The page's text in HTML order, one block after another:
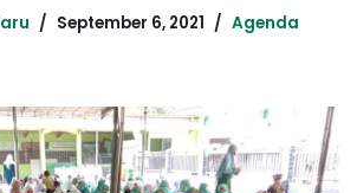
September 6, 2021 Agenda